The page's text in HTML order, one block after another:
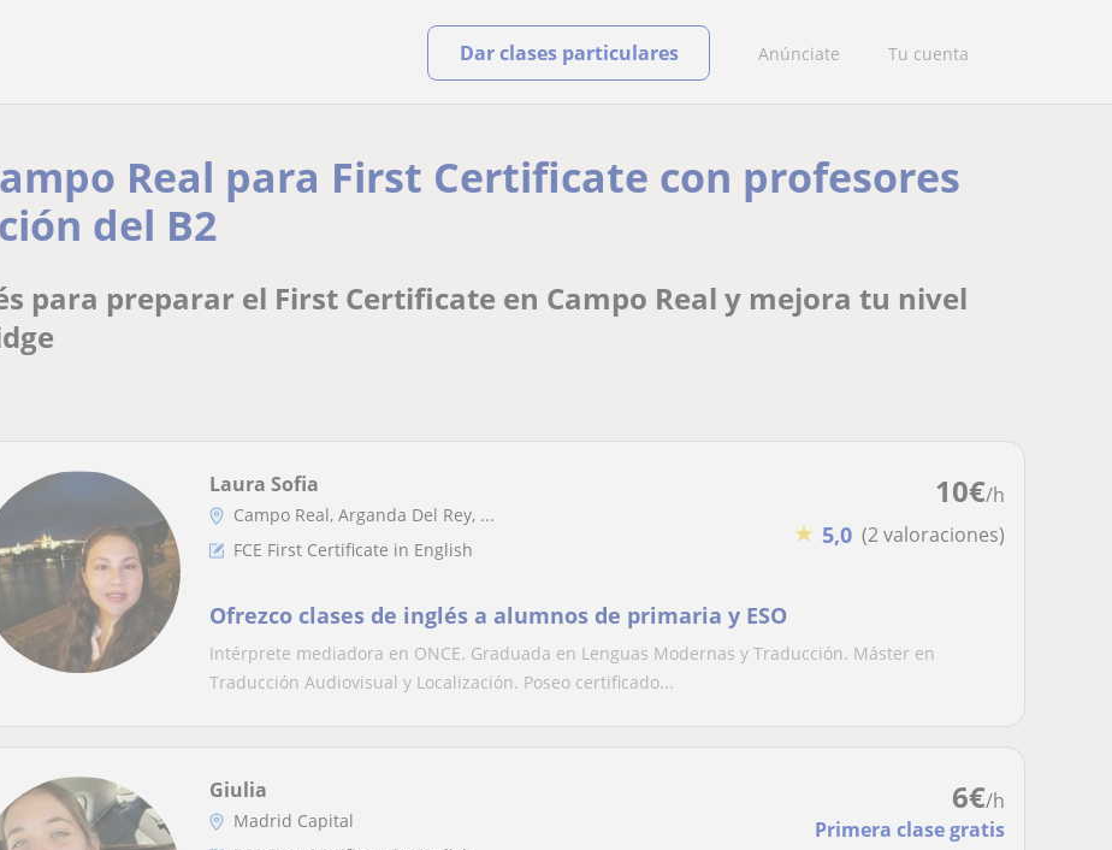
Anúnciate Tu cuenta
Dar clases particulares
Real para First Certificate con profesores
del B2
para preparar el First Certificate en Campo Real y mejora tu nivel
10€/h
★ 5,0 (2 valoraciones)
Laura Sofia
Campo Real, Arganda Del Rey, ...
FCE First Certificate in English
Ofrezco clases de inglés a alumnos de primaria y ESO
Intérprete mediadora en ONCE. Graduada en Lenguas Modernas y Traducción. Máster en
Traducción Audiovisual y Localización. Poseo certificado...
6€/h
Primera clase gratis
Giulia
Madrid Capital